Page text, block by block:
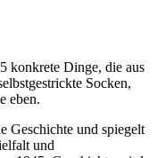
konkrete Dinge, die aus
Socken,
eben.
Geschichte und spiegelt
und